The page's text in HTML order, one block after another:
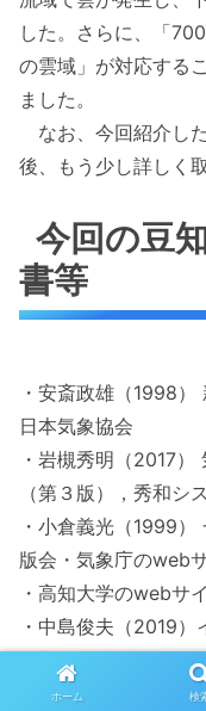
した。さらに、「
の雲域」が対応する
ました。
なお、今回紹介し
後、もう少し詳しく
今回の豆
書等
・安斎政雄（1998
日本気象協会
・岩槻秀明（2017
（第３版），秀和シ
・小倉義光（1999
版会・気象庁のweb
・高知大学のwebサ
・中島俊夫（2019
知識，ナツメ社
・饒村 曜（2005）
ホーム 検